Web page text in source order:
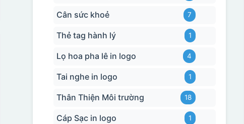
Cân sức khoẻ 7
Thẻ tag hành lý 1
Lọ hoa pha lê in logo 4
Tai nghe in logo 1
Thân Thiện Môi trường 18
Cáp Sạc in logo 1